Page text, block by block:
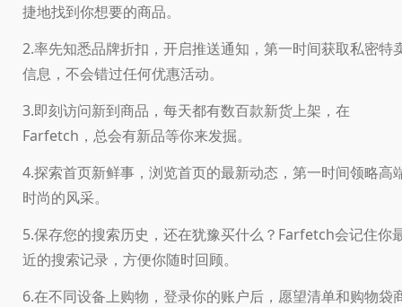
捷地找到你想要的商品。
2.率先知悉品牌折扣，开启推送通知，第一时间获取私密特
信息，不会错过任何优惠活动。
3.即刻访问新到商品，每天都有数百款新货上架，在
Farfetch，总会有新品等你来发掘。
4.探索首页新鲜事，浏览首页的最新动态，第一时间领略高
时尚的风采。
5.保存您的搜索历史，还在犹豫买什么？Farfetch会记住你
近的搜索记录，方便你随时回顾。
6.在不同设备上购物，登录你的账户后，愿望清单和购物袋